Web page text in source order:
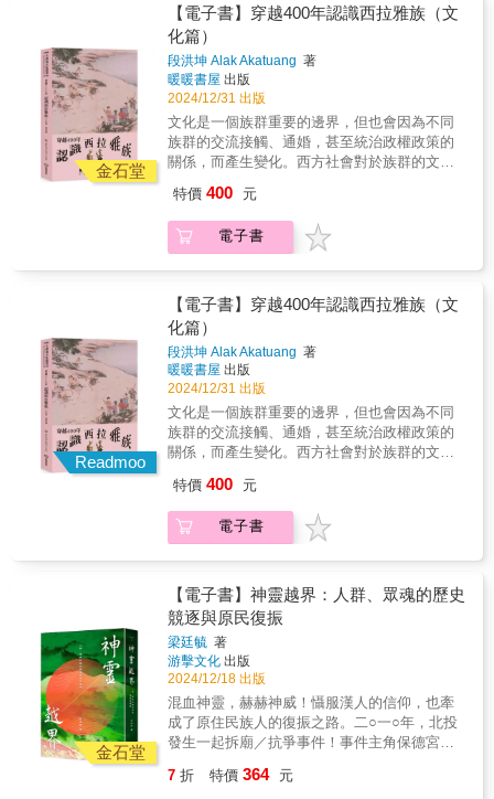
「Raonoonoo（串珠）」象徵把散落的碎片串
連成完整記憶：當我們停留、聚集、呼喚原本
的河流與山嶺之名，祖靈便回應，城市的深層
脈動亦得以復活。這不僅是個人尋根書寫，更
是一盞照亮城市原住民記憶與歸屬的微光。
深刻的回應。看見臺灣的文明記憶西拉雅，是
四百年前這片土地原初的名字他們的語言、信
仰與故事在荷蘭檔案與祖靈祭場間，延續成一
條時間的河這是一部穿越殖民與遺忘的歷史之
書以圖像與敘事重構臺灣的文化根源也是一場
追尋「我們從何而來」的深刻旅程深入臺南學
基石，重寫殖民史中失落的西拉雅篇章城市的
發展與歷史的書寫，往往由握有文字權力的一
方主導。臺南，作為臺灣歷史的起點，不僅是
漢人拓墾的古都，更是南島語族群最早居住與
流中，真正立足於此的族群——西拉雅族，其
歷史身影卻長期被主流文字所遮蔽。段洪坤秉
持「在地書寫、親近田野」的核心理念，透過
梳理西拉雅族群四百年來的歷史變遷與族群命
運，特別聚焦於臺南平原上的四大社群：新港
社（Sinckan）、蕭壠社（Soulangh）、麻豆社
（Mattau）、目加溜灣社（Baccloangh），不
僅回溯歷史，更是對殖民脈絡下受壓迫者的命
運深刻的回應。千年與四百：在文字歷史之外
尋找根源許多歷史論述慣以四百年來界定臺灣
史，忽略了原住民口傳與考古文物的千年痕
文化的發現，連結了西拉雅族舊社遺址。無論
文物都證明了西拉雅族群與蔦松文化在年代與
文化內涵上的連貫性。這項開創性的考古對
照，為西拉雅族的歷史長度提供了堅實的佐
證：西拉雅人並非忽然出現，而是在臺南平原
上持續性存在，從未真正斷裂或離開的土地主
人。血淚斑斑：殖民政權下的剝削與奴役自17
世紀荷蘭人登臺，西拉雅族原有的自給自足生
活即面臨重大衝擊。荷蘭東印度公司以重經濟
殖民為核心，對族人實施納貢與服勞役，更引
發爭議的贌社制度，讓漢人承包商利用特權壟
斷交易，以賤價收購鹿皮鹿肉，從中賺取暴
利，使族人經濟利益遭到嚴重壓榨。隨後的明
鄭時期，對族人的剝削更是變本加厲，不僅徵
收重達數倍的人頭稅與田賦，更強行執行「寓
金石堂
【電子書】穿越400年認識西拉雅族（文
化篇）
段洪坤 Alak Akatuang 著
暖暖書屋 出版
2024/12/31 出版
文化是一個族群重要的邊界，但也會因為不同
族群的交流接觸、通婚，甚至統治政權政策的
關係，而產生變化。西方社會對於族群的文化
外的族群接受漢文化的過程，常被稱為「漢
化」。平埔族群甚或西拉雅族，長期以來都背
負著「漢化過深」汙名而被質疑能否取得國家
「傳統文化」。西拉雅族是臺灣文字歷史上第
一個被記錄、被看見的原住民族，不管是漢人
或荷蘭人，甚至19世紀來到臺灣的宣教士、冒
險家，對西拉雅族的人文風貌多所描述，反而
是日治時期的日本學者興趣缺缺，頂多只在傳
統祀壺信仰上有所著墨，其他文化面貌的調查
文字幾乎付諸闕如，戰後更不用說，1990年代
臺灣興起一波「平埔研究」浪潮，但不久「平
埔研究」被視為學術雞肋，慢慢被學界忽視。
但是2000年後，西拉雅族裔的學者及地方文化
重建文化過程中，慢慢找到這片土地上的西拉
雅人文化足跡。本書分成八個章節，分別從西
拉雅族的社會家庭制度（政治、婚姻家庭、年
信仰文化、服飾文化及歌舞文化等面向來讓大
家認識西拉雅族文化面貌。
特價 400 元
電子書
Readmoo
【電子書】穿越400年認識西拉雅族（文
化篇）
段洪坤 Alak Akatuang 著
暖暖書屋 出版
2024/12/31 出版
文化是一個族群重要的邊界，但也會因為不同
族群的交流接觸、通婚，甚至統治政權政策的
關係，而產生變化。西方社會對於族群的文化
外的族群接受漢文化的過程，常被稱為「漢
化」。平埔族群甚或西拉雅族，長期以來都背
負著「漢化過深」汙名而被質疑能否取得國家
「傳統文化」。西拉雅族是臺灣文字歷史上第
一個被記錄、被看見的原住民族，不管是漢人
或荷蘭人，甚至19世紀來到臺灣的宣教士、冒
險家，對西拉雅族的人文風貌多所描述，反而
是日治時期的日本學者興趣缺缺，頂多只在傳
統祀壺信仰上有所著墨，其他文化面貌的調查
文字幾乎付諸闕如，戰後更不用說，1990年代
臺灣興起一波「平埔研究」浪潮，但不久「平
埔研究」被視為學術雞肋，慢慢被學界忽視。
但是2000年後，西拉雅族裔的學者及地方文化
特價 400 元
電子書
金石堂
【電子書】神靈越界：人群、眾魂的歷史
競逐與原民復振
梁廷毓 著
游擊文化 出版
2024/12/18 出版
混血神靈，赫赫神威！懾服漢人的信仰，也牽
成了原住民族人的復振之路。二○一○年，北投
發生一起拆廟／抗爭事件！事件主角保德宮因
遷廟還地，甚至與護廟信眾爆發衝突。最終，
7 折 特價 364 元